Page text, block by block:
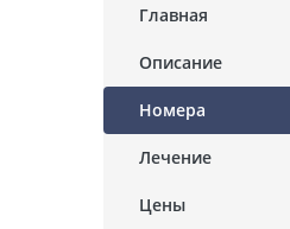
Главная
Описание
Номера
Лечение
Цены